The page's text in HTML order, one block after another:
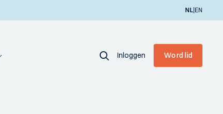
NL|EN
Inloggen Word lid